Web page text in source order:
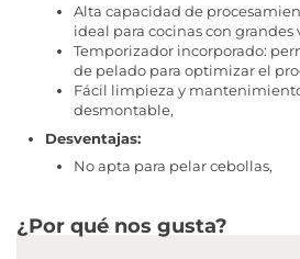
Alta capacidad de
ideal para cocinas con
Temporizador incorporado:
de pelado para optimizar el
Fácil limpieza y
desmontable,
Desventajas:
No apta para pelar cebollas,
¿Por qué nos gusta?